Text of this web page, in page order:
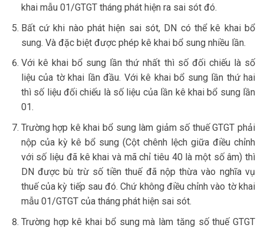
khai mẫu 01/GTGT tháng phát hiện ra sai sót đó.
Bất cứ khi nào phát hiện sai sót, DN có thể kê khai bổ
sung. Và đặc biệt được phép kê khai bổ sung nhiều lần.
Với kê khai bổ sung lần thứ nhất thì số đối chiếu là số
liệu của tờ khai lần đầu. Với kê khai bổ sung lần thứ hai
thì số liệu đối chiếu là số liệu của lần kê khai bổ sung lần
01.
Trường hợp kê khai bổ sung làm giảm số thuế GTGT phải
nộp của kỳ kê bổ sung (Cột chênh lệch giữa điều chỉnh
với số liệu đã kê khai và mã chỉ tiêu 40 là một số âm) thì
DN được bù trừ số tiền thuế đã nộp thừa vào nghĩa vụ
thuế của kỳ tiếp sau đó. Chứ không điều chỉnh vào tờ khai
mẫu 01/GTGT của tháng phát hiện sai sót.
Trường hợp kê khai bổ sung mà làm tăng số thuế GTGT